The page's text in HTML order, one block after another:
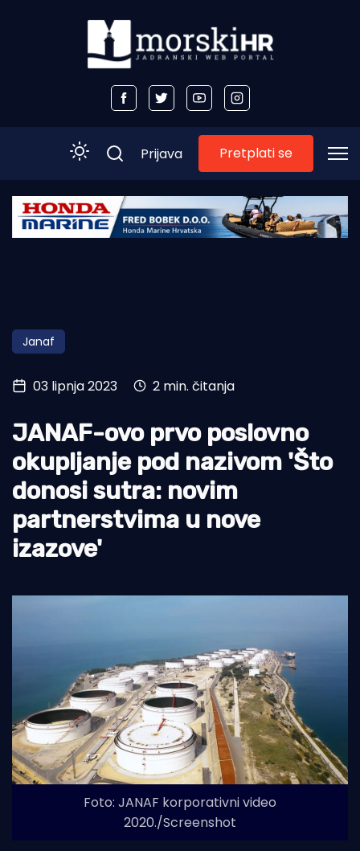
Početna
Obala
Otoci
Turizam i nautika
Pomorstvo
Ribolov
Ekologija
Tradicija i kultura
Prijava Pretplati se
Janaf
03 lipnja 2023 2 min. čitanja
JANAF-ovo prvo poslovno
okupljanje pod nazivom 'Što
donosi sutra: novim
partnerstvima u nove
izazove'
Foto: JANAF korporativni video
2020./Screenshot